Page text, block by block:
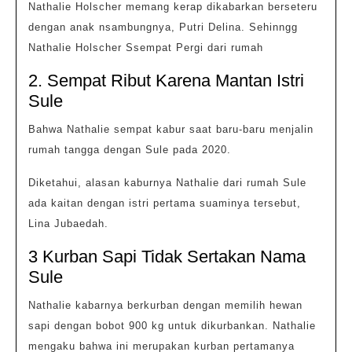
Nathalie Holscher memang kerap dikabarkan berseteru
dengan anak nsambungnya, Putri Delina. Sehinngg
Nathalie Holscher Ssempat Pergi dari rumah
2. Sempat Ribut Karena Mantan Istri
Sule
Bahwa Nathalie sempat kabur saat baru-baru menjalin
rumah tangga dengan Sule pada 2020.
Diketahui, alasan kaburnya Nathalie dari rumah Sule
ada kaitan dengan istri pertama suaminya tersebut,
Lina Jubaedah.
3 Kurban Sapi Tidak Sertakan Nama
Sule
Nathalie kabarnya berkurban dengan memilih hewan
sapi dengan bobot 900 kg untuk dikurbankan. Nathalie
mengaku bahwa ini merupakan kurban pertamanya